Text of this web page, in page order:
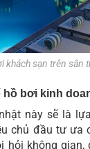
khách sạn trên sân
hồ bơi kinh
này sẽ là
chủ đầu tư ưa
hỏi không gian,